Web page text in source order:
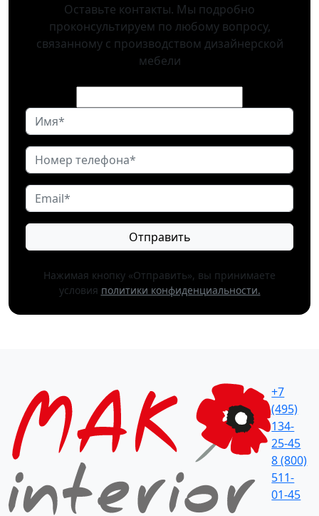
Оставьте контакты. Мы подробно
проконсультируем по любому вопросу,
связанному с производством дизайнерской
мебели
Отправить
Нажимая кнопку «Отправить», вы принимаете
условия политики конфиденциальности.
+7
(495)
134-
25-45
8 (800)
511-
01-45